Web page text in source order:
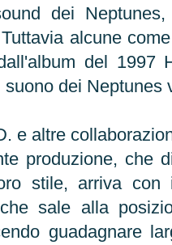
dei
alcune
del 1997
dei Neptunes
e altre
produzione, che
stile, arriva
sale alla
guadagnare